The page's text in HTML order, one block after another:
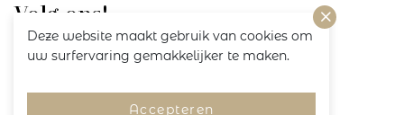
Deze website maakt gebruik van cookies om
uw surfervaring gemakkelijker te maken.
Accepteren
Volg ons!